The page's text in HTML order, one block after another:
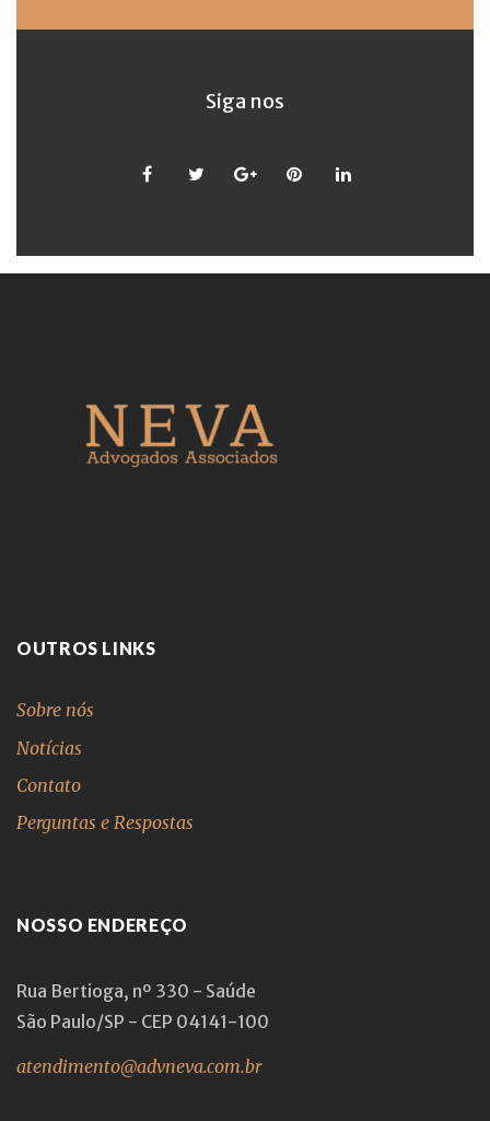
Siga nos
OUTROS LINKS
Sobre nós
Notícias
Contato
Perguntas e Respostas
NOSSO ENDEREÇO
Rua Bertioga, nº 330 - Saúde
São Paulo/SP - CEP 04141-100
atendimento@advneva.com.br